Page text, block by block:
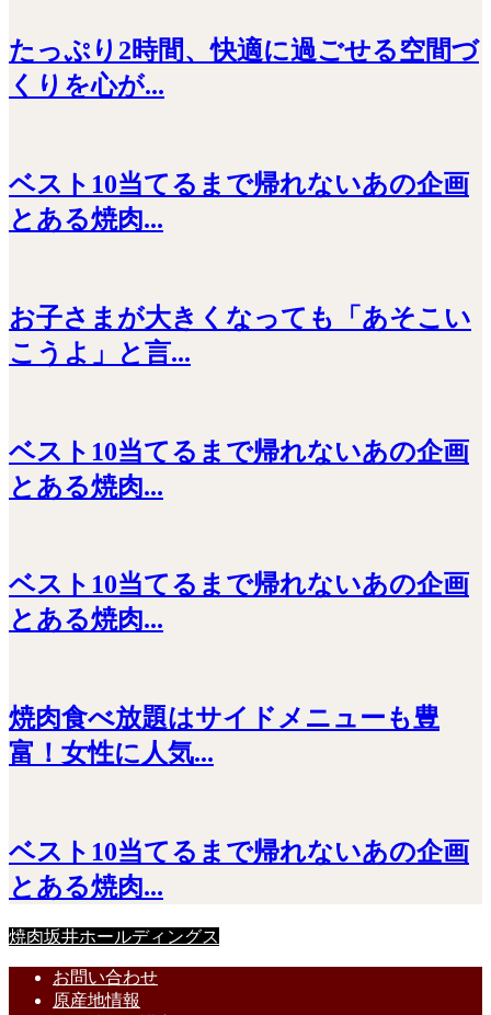
たっぷり2時間、快適に過ごせる空間づ
くりを心が...
ベスト10当てるまで帰れないあの企画
とある焼肉...
お子さまが大きくなっても「あそこい
こうよ」と言...
ベスト10当てるまで帰れないあの企画
とある焼肉...
ベスト10当てるまで帰れないあの企画
とある焼肉...
焼肉食べ放題はサイドメニューも豊
富！女性に人気...
ベスト10当てるまで帰れないあの企画
とある焼肉...
焼肉坂井ホールディングス
お問い合わせ
原産地情報